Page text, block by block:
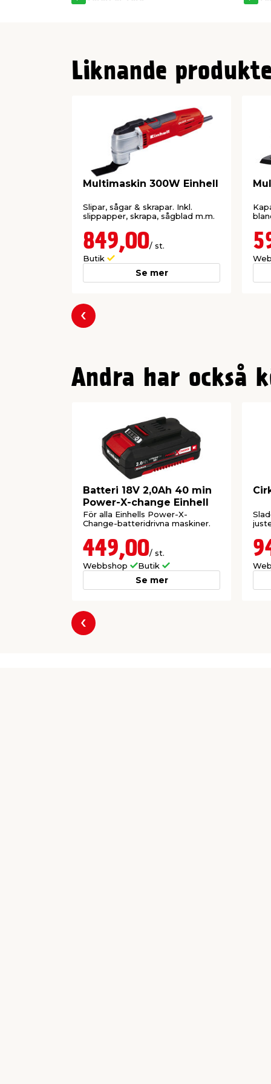
Liknande
Multimaskin 300W Einhell
Slipar, sågar & skrapar. Inkl.
slippapper, skrapa, sågblad m.m.
849,00/ st.
Butik
Se mer
Föregående
Andra har också
Batteri 18V 2,0Ah 40 min
Power-X-change Einhell
För alla Einhells Power-X-
Change-batteridrivna maskiner.
449,00/ st.
Webbshop
Butik
Se mer
Föregående